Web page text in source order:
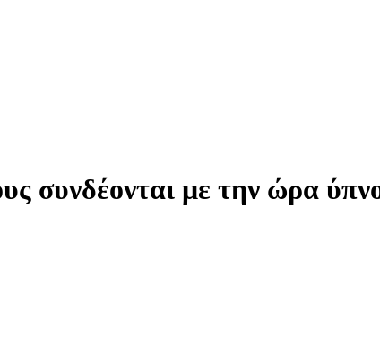
συνδέονται με την ώρα